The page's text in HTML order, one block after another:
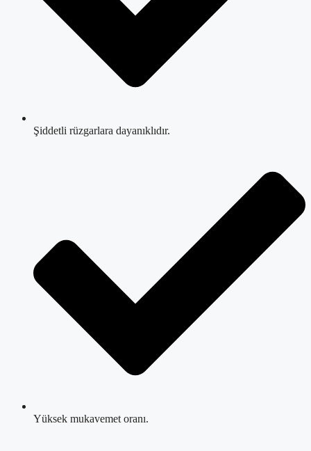
Şiddetli rüzgarlara dayanıklıdır.
Yüksek mukavemet oranı.